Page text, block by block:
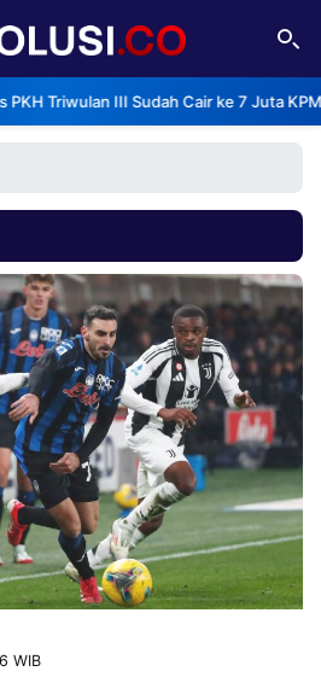
PKH Triwulan III Sudah Cair ke 7 Juta
WIB